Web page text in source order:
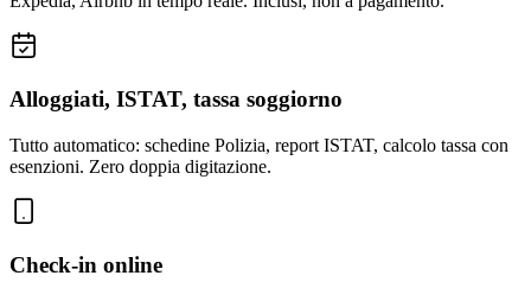
Alloggiati, ISTAT, tassa soggiorno
Tutto automatico: schedine Polizia, report ISTAT, calcolo tassa con
esenzioni. Zero doppia digitazione.
Check-in online